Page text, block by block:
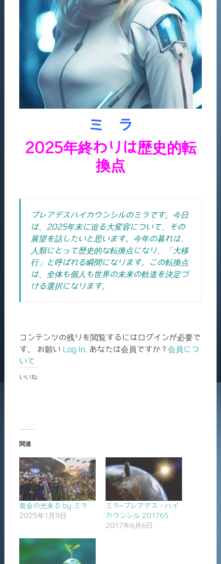
ミ ラ
2025年終わりは歴史的転
換点
プレアデスハイカウンシルのミラです。今日
は、2025年末に迫る大変容について、その
展望を話したいと思います。今年の暮れは、
人類にとって歴史的な転換点になり、「大移
行」と呼ばれる瞬間になります。この転換点
は、全体も個人も世界の未来の軌道を決定づ
ける選択になります。
コンテンツの残りを閲覧するにはログインが必要で
す。 お願い Log In . あなたは会員ですか ? 会員につ
いて
いいね:
関連
黄金の光来る by ミラ
2025年1月9日
ミラ~プレアデス・ハイ
カウンシル 201765
2017年6月6日